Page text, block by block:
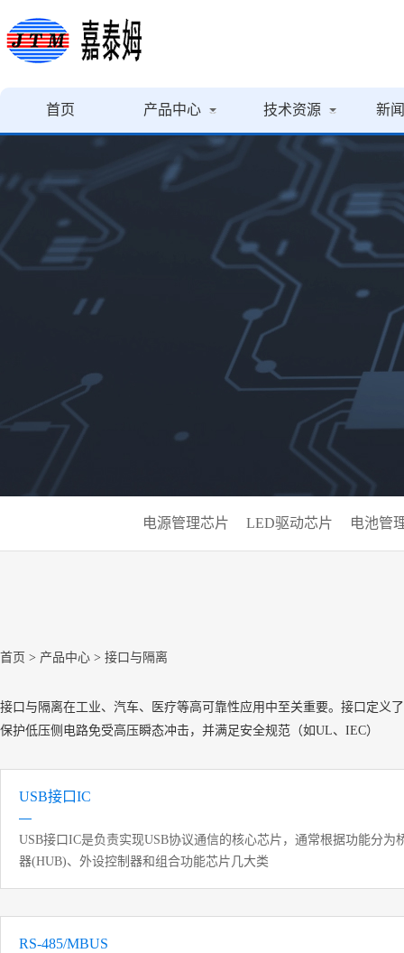
首页 产品中心 技术资源 新
电源管理芯片 LED驱动芯片 电池管
首页 > 产品中心 > 接口与隔离
接口与隔离在工业、汽车、医疗等高可靠性应用中至关重要。接口定义
保护低压侧电路免受高压瞬态冲击，并满足安全规范（如UL、IEC）
USB接口IC
USB接口IC是负责实现USB协议通信的核心芯片，通常根据功能分为
器(HUB)、外设控制器和组合功能芯片几大类
RS-485/MBUS